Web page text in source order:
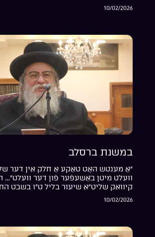
10/02/2026
במשנת ברסלב
“אַ מענטש האָט טאַקע אַ חלק אין דער
וועלט מיטן באַשעפֿער פֿון דער וועלט”…
קיוואק שליט”א שיעור בליל ט”ו בשבט
10/02/2026